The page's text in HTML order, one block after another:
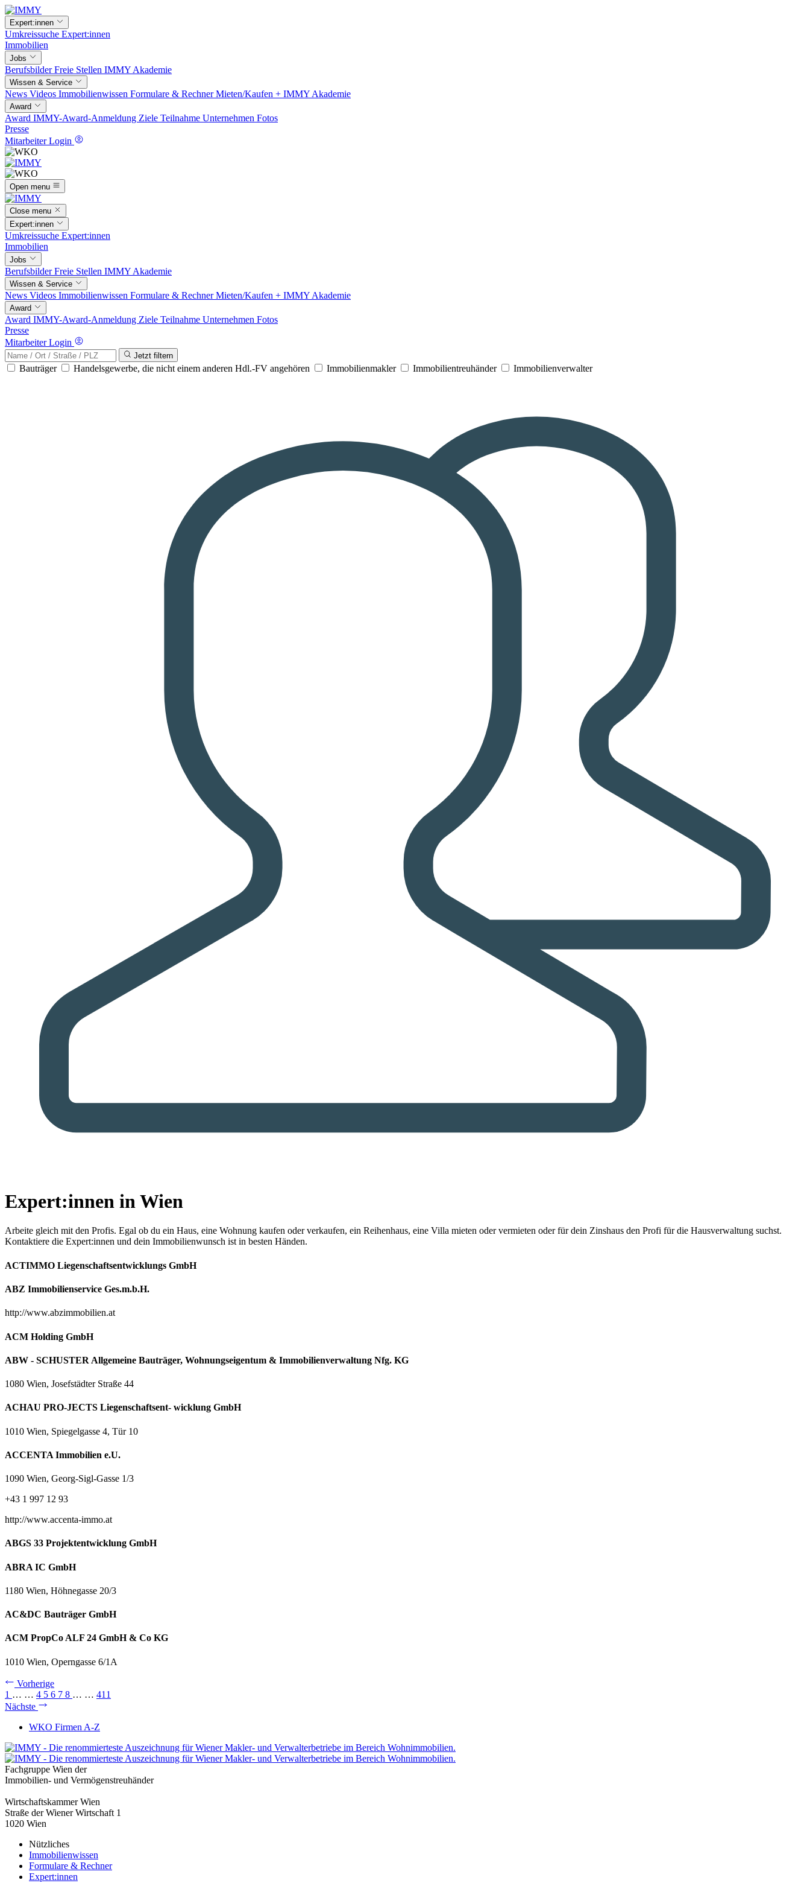
Expert:innen
Umkreissuche Expert:innen
Immobilien
Jobs
BerufsbilderFreie Stellen IMMY Akademie
Wissen & Service
News Videos Immobilienwissen Formulare & RechnerMieten/Kaufen + IMMY Akademie
Award
Award IMMY-Award-Anmeldung Ziele Teilnahme Unternehmen Fotos
Presse
Mitarbeiter Login
Open menu
Close menu
Expert:innen
Umkreissuche Expert:innen
Immobilien
Jobs
BerufsbilderFreie Stellen IMMY Akademie
Wissen & Service
News Videos Immobilienwissen Formulare & RechnerMieten/Kaufen + IMMY Akademie
Award
Award IMMY-Award-Anmeldung Ziele Teilnahme Unternehmen Fotos
Presse
Mitarbeiter Login
Jetzt filtern
Bauträger Handelsgewerbe, die nicht einem anderen Hdl.-FV angehören Immobilienmakler Immobilientreuhänder Immobilienverwalter
Expert:innen in Wien
Arbeite gleich mit den Profis. Egal ob du ein Haus, eine Wohnung kaufen oder verkaufen, ein Reihenhaus, eine Villa mieten oder vermieten oder für dein Zinshaus den Profi für die Hausverwaltung suchst.
Kontaktiere die Expert:innen und dein Immobilienwunsch ist in besten Händen.
ACTIMMO Liegenschaftsentwicklungs GmbH
ABZ Immobilienservice Ges.m.b.H.
http://www.abzimmobilien.at
ACM Holding GmbH
ABW - SCHUSTER Allgemeine Bauträger, Wohnungseigentum & Immobilienverwaltung Nfg. KG
1080 Wien, Josefstädter Straße 44
ACHAU PRO-JECTS Liegenschaftsent- wicklung GmbH
1010 Wien, Spiegelgasse 4, Tür 10
ACCENTA Immobilien e.U.
1090 Wien, Georg-Sigl-Gasse 1/3
+43 1 997 12 93
http://www.accenta-immo.at
ABGS 33 Projektentwicklung GmbH
ABRA IC GmbH
1180 Wien, Höhnegasse 20/3
AC&DC Bauträger GmbH
ACM PropCo ALF 24 GmbH & Co KG
1010 Wien, Operngasse 6/1A
Vorherige
1 … … 4 5 6 7 8 … … 411
Nächste
WKO Firmen A-Z
Fachgruppe Wien der
Immobilien- und Vermögenstreuhänder
Wirtschaftskammer Wien
Straße der Wiener Wirtschaft 1
1020 Wien
Nützliches
Immobilienwissen
Formulare & Rechner
Expert:innen